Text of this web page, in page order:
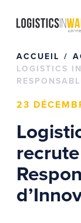
ACCUEIL
LOGISTICS
23